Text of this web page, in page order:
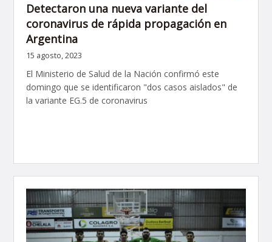
Detectaron una nueva variante del
coronavirus de rápida propagación en
Argentina
15 agosto, 2023
El Ministerio de Salud de la Nación confirmó este
domingo que se identificaron "dos casos aislados" de
la variante EG.5 de coronavirus